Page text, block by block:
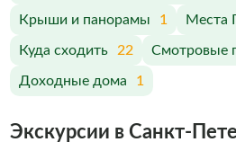
Крыши и панорамы 1 Места
Куда сходить 22 Смотровые
Доходные дома 1
Экскурсии в Санкт-